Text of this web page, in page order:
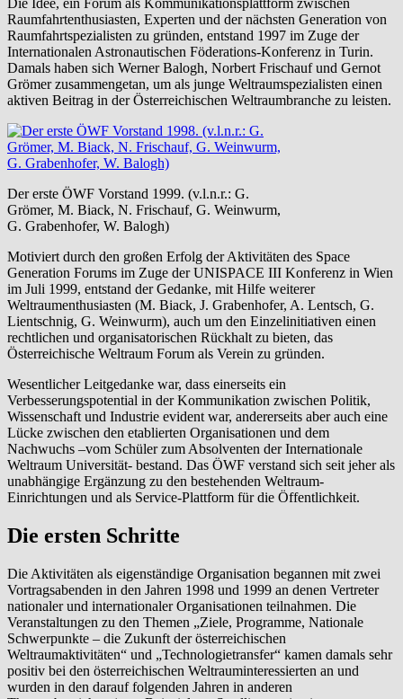
Die Idee, ein Forum als Kommunikationsplattform zwischen
Raumfahrtenthusiasten, Experten und der nächsten Generation von
Raumfahrtspezialisten zu gründen, entstand 1997 im Zuge der
Internationalen Astronautischen Föderations-Konferenz in Turin.
Damals haben sich Werner Balogh, Norbert Frischauf und Gernot
Grömer zusammengetan, um als junge Weltraumspezialisten einen
aktiven Beitrag in der Österreichischen Weltraumbranche zu leisten.
Der erste ÖWF Vorstand 1999. (v.l.n.r.: G.
Grömer, M. Biack, N. Frischauf, G. Weinwurm,
G. Grabenhofer, W. Balogh)
Motiviert durch den großen Erfolg der Aktivitäten des Space
Generation Forums im Zuge der UNISPACE III Konferenz in Wien
im Juli 1999, entstand der Gedanke, mit Hilfe weiterer
Weltraumenthusiasten (M. Biack, J. Grabenhofer, A. Lentsch, G.
Lientschnig, G. Weinwurm), auch um den Einzelinitiativen einen
rechtlichen und organisatorischen Rückhalt zu bieten, das
Österreichische Weltraum Forum als Verein zu gründen.
Wesentlicher Leitgedanke war, dass einerseits ein
Verbesserungspotential in der Kommunikation zwischen Politik,
Wissenschaft und Industrie evident war, andererseits aber auch eine
Lücke zwischen den etablierten Organisationen und dem
Nachwuchs –vom Schüler zum Absolventen der Internationale
Weltraum Universität- bestand. Das ÖWF verstand sich seit jeher als
unabhängige Ergänzung zu den bestehenden Weltraum-
Einrichtungen und als Service-Plattform für die Öffentlichkeit.
Die ersten Schritte
Die Aktivitäten als eigenständige Organisation begannen mit zwei
Vortragsabenden in den Jahren 1998 und 1999 an denen Vertreter
nationaler und internationaler Organisationen teilnahmen. Die
Veranstaltungen zu den Themen „Ziele, Programme, Nationale
Schwerpunkte – die Zukunft der österreichischen
Weltraumaktivitäten“ und „Technologietransfer“ kamen damals sehr
positiv bei den österreichischen Weltrauminteressierten an und
wurden in den darauf folgenden Jahren in anderen